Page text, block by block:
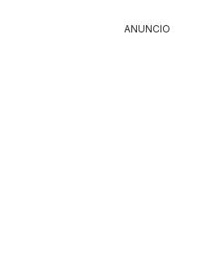
ANUNCIO